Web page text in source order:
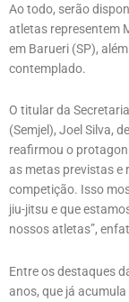
Ao todo, serão
atletas representem
em Barueri (SP),
contemplado.
O titular da
(Semjel), Joel Silva,
reafirmou o
as metas previstas e
competição. Isso
jiu-jitsu e que
nossos atletas”,
Entre os destaques
anos, que já